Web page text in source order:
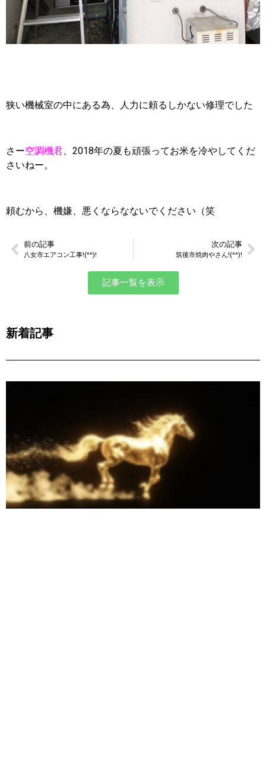
狭い機械室の中にある為、人力に頼るしかない修理でした
さー空調機君、2018年の夏も頑張ってお米を冷やしてくだ
さいねー。
頼むから、機嫌、悪くならなないでください（笑
前の記事
八女市エアコン工事!(^^)!
次の記事
筑後市焼肉やさん!(^^)!
記事一覧を表示
新着記事